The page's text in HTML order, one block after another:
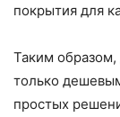
покрытия для
Таким
только
простых